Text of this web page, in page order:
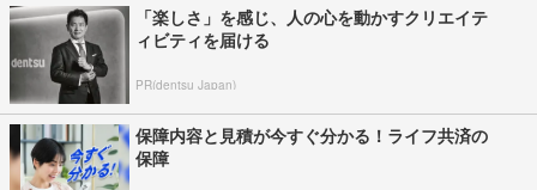
「楽しさ」を感じ、人の心を動かすクリエイテ
ィビティを届ける
PR(dentsu Japan)
保障内容と見積が今すぐ分かる！ライフ共済の
保障